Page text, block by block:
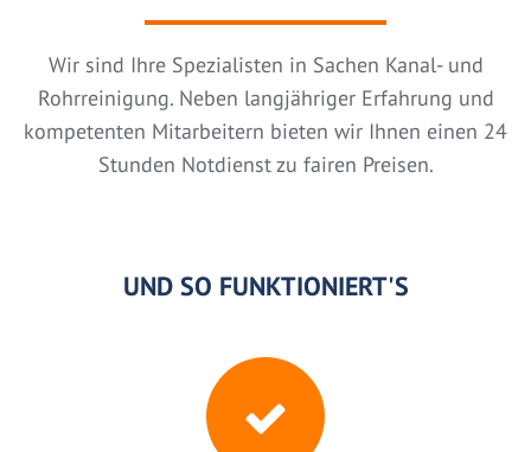
Wir sind Ihre Spezialisten in Sachen Kanal- und
Rohrreinigung. Neben langjähriger Erfahrung und
kompetenten Mitarbeitern bieten wir Ihnen einen 24
Stunden Notdienst zu fairen Preisen.
UND SO FUNKTIONIERT'S